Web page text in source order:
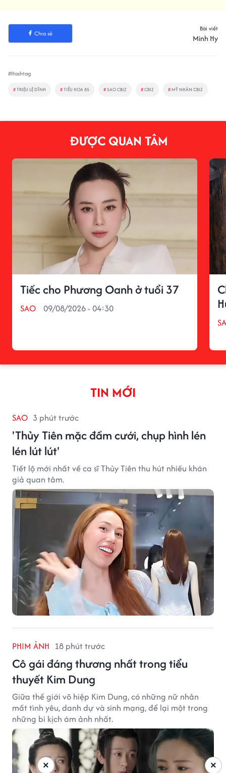
Chia sẻ
Bài viết
Minh Hy
#Hashtag
#TRIỆU LỆ DĨNH #TIỂU HOA 85 #SAO CBIZ #CBIZ # MỸ NHÂN CBIZ
ĐƯỢC QUAN TÂM
Tiếc cho Phương Oanh ở tuổi 37
SAO 09/08/2026 - 04:30
TIN MỚI
SAO 3 phút trước
'Thủy Tiên mặc đầm cưới, chụp hình lén
lén lút lút'
Tiết lộ mới nhất về ca sĩ Thủy Tiên thu hút nhiều khán
giả quan tâm.
PHIM ẢNH 18 phút trước
Cô gái đáng thương nhất trong tiểu
thuyết Kim Dung
Giữa thế giới võ hiệp Kim Dung, có những nữ nhân
mất tình yêu, danh dự và sinh mạng, để lại một trong
những bi kịch ám ảnh nhất.
×
×